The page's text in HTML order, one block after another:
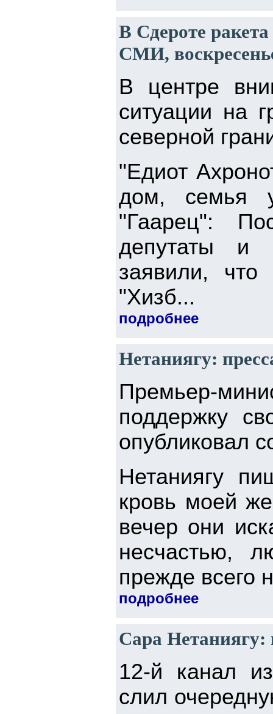
В Сдероте
СМИ,
В центре
ситуации на
северной
"Едиот
дом, семья
"Гаарец":
депутаты и
заявили, что
"Хизб...
подробнее
Нетаниягу:
Премьер-
поддержку
опубликовал
Нетаниягу
кровь моей
вечер они
несчастью,
прежде всего
подробнее
Сара Нетаниягу:
12-й канал
слил